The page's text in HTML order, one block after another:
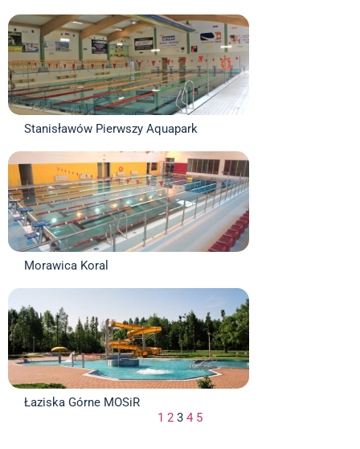
Stanisławów Pierwszy Aquapark
Morawica Koral
Łaziska Górne MOSiR
1 2 3 4 5